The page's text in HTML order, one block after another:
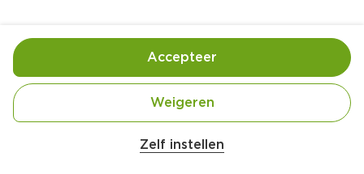
Ingrediënten Bereiding
Zelf instellen
Weigeren
Accepteer